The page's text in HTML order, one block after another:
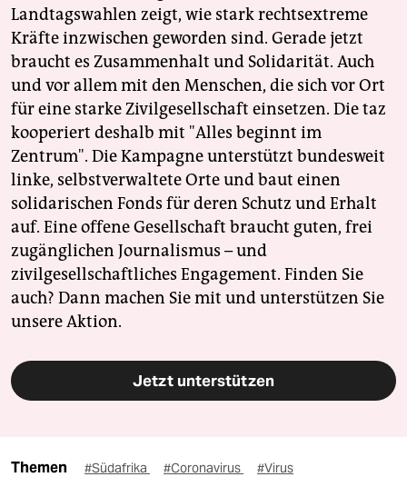
Landtagswahlen zeigt, wie stark rechtsextreme
Kräfte inzwischen geworden sind. Gerade jetzt
braucht es Zusammenhalt und Solidarität. Auch
und vor allem mit den Menschen, die sich vor Ort
für eine starke Zivilgesellschaft einsetzen. Die taz
kooperiert deshalb mit "Alles beginnt im
Zentrum". Die Kampagne unterstützt bundesweit
linke, selbstverwaltete Orte und baut einen
solidarischen Fonds für deren Schutz und Erhalt
auf. Eine offene Gesellschaft braucht guten, frei
zugänglichen Journalismus – und
zivilgesellschaftliches Engagement. Finden Sie
auch? Dann machen Sie mit und unterstützen Sie
unsere Aktion.
Jetzt unterstützen
Themen #Südafrika #Coronavirus #Virus